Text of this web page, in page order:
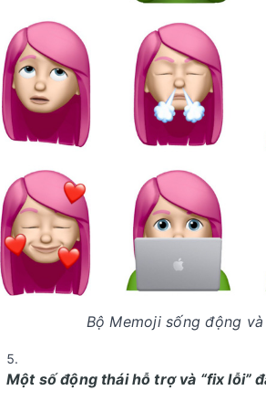
Bộ Memoji sống động
Một số động thái hỗ trợ và “fix lỗi”